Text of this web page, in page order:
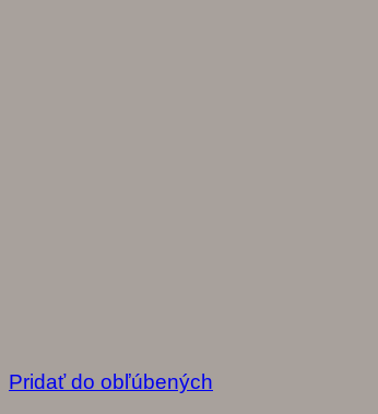
Pridať do obľúbených